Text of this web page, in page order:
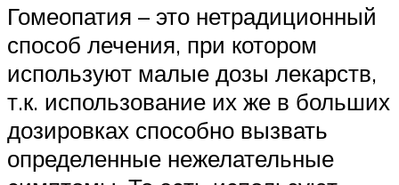
Гомеопатия – это нетрадиционный
способ лечения, при котором
используют малые дозы лекарств,
т.к. использование их же в больших
дозировках способно вызвать
определенные нежелательные